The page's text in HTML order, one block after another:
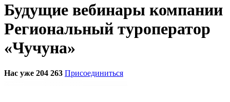
Будущие вебинары компании
Региональный туроператор
«Чучуна»
Нас уже 204 263 Присоединиться